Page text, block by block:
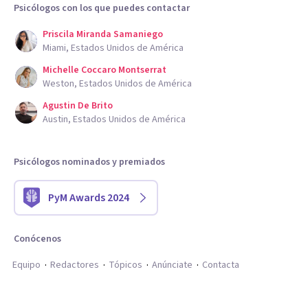
Psicólogos con los que puedes contactar
Priscila Miranda Samaniego
Miami, Estados Unidos de América
Michelle Coccaro Montserrat
Weston, Estados Unidos de América
Agustin De Brito
Austin, Estados Unidos de América
Psicólogos nominados y premiados
PyM Awards 2024
Conócenos
Equipo
Redactores Tópicos Anúnciate Contacta